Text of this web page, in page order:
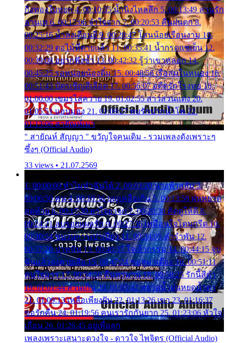
กิ่งทองใบหยก 4. 00:10:35 น้ำนิ่งไหลลึก 5. 00:13:49 ลานรัก
ลานเท 6. 00:17:06 จำใจจาก 7. 00:20:53 คืนฝนตก 8.
00:25:16 น้ำลงเดือนยี่ 9. 00:28:47 โสนน้อยเรือนงาม 10.
00:32:29 ตอไม้ที่ตายแล้ว 11. 00:35:41 น้ำกรดแช่เย็น 12.
00:39:08 อยากฟังซ้ำ 13. 00:42:32 รู้ว่าเขาหลอก 14.
00:45:25 รอหน่อยน้องติ๋ม 15. 00:48:56 เรือล่มในหนอง 16.
00:51:43 บัตรเชิญสีเลือด 17. 00:56:07 อดีตรักโรงทอ 18.
01:00:00 เขมรไล่ควาย 19. 01:02:55 สาวสวนแตง 20.
01:05:51 แอบมอง 21. 01:09:27 พบรักปากน้ำโพ 22.
01:13:06 สายัณห์เมา
" สายัณห์ สัญญา " ขวัญใจคนเดิม - รวมเพลงดังเพราะๆ
ซึ้งๆ (Official Audio)
33 views • 21.07.2569
1. 00:00:00 ทำไมทำฉันได้ 2. 00:03:20 นางฟ้าสลัม 3.
00:06:50 คน 4. 00:10:36 บุญเหลือเกิน 5. 00:13:58 ฝนหยาด
สุดท้าย 6. 00:17:30 ยาใจยาจก 7. 00:20:30 คิดดูให้ดี 8.
00:24:21 ลบรอยแผลรัก 9. 00:27:35 เหมือนใจโดนกรีด 10.
00:30:54 ขบวนการเปาเปียว 11. 00:34:05 คำรำพัน 12.
00:37:20 ปาหนัน 13. 00:40:37 ใจเจ้ากรรม 14. 00:44:15 จูบ
ฉันแล้วจงตายเสีย 15. 00:47:24 ขอสูมาเต๊อะ 16. 00:51:11
คนใจมาร 17. 00:54:50 คืนทรมาน 18. 00:58:25 รักนี้สีดำ
19. 01:01:44 ส่วนเกิน 20. 01:05:42 หยาดน้ำฝนหยดน้ำตา
21. 01:09:13 เหลือเพียงฝัน 22. 01:13:26 เขา 23. 01:16:37
ขอรักคืน 24. 01:19:56 คนเรารักกันยาก 25. 01:23:06 หัวใจ
เถื่อน 26. 01:26:45 อยู่เพื่อลูก
เพลงเพราะเสนาะดวงใจ - ดาวใจ ไพจิตร (Official Audio)